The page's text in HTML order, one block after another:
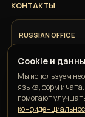
КОНТАКТЫ
RUSSIAN OFFICE
+7 918 685
ITALIAN OFFICE
+39 351 352
Cookie и
Мы используем
языка, форм и
помогают